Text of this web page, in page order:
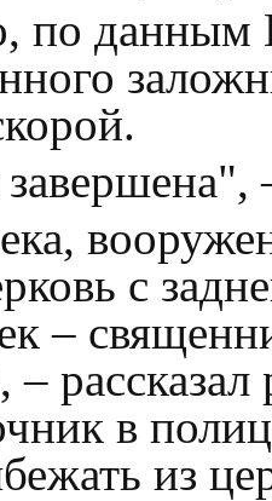
по данным
с
–
рассказал
в
из